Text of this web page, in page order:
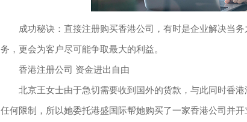
成功秘诀：直接注册购买香港公司，有时是企业解决当务
务，更会为客户尽可能争取最大的利益。
香港注册公司 资金进出自由
北京王女士由于急切需要收到国外的货款，与此同时香港
任何限制，所以她委托港盛国际帮她购买了一家香港公司并